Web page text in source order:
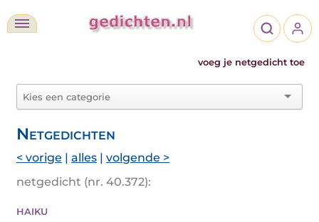
voeg je netgedicht toe
Netgedichten
< vorige | alles | volgende >
netgedicht (nr. 40.372):
haiku